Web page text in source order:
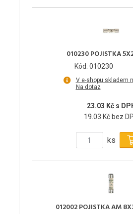
010230 POJISTKA
Kód: 010230
V e-shopu skladem
Na dotaz
23.03 Kč s
19.03 Kč bez
ks
012002 POJISTKA AM